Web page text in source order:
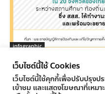
infographic
เยาวชนได้อะไรจาก
ครูทูเดย์ ข่าวการศึกษา - 04/11/2016
เว็บไซต์นี้ใช้ Cookies
เว็บไซต์นี้ใช้คุกกี้เพื่อปรับปรุงป
เข้าชม และแสดงโฆษณาที่เหม